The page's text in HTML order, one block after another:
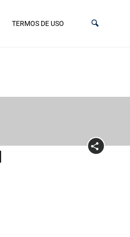
TERMOS DE USO